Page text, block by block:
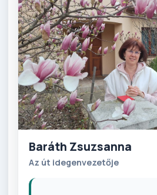
Baráth Zsuzsanna
Az út idegenvezetője